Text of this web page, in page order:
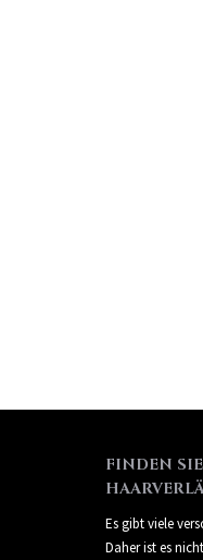
FINDEN
Es gibt viele
Daher ist es